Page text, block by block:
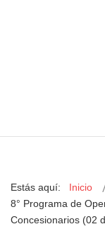
Estás aquí: Inicio
8° Programa de
Concesionarios (02